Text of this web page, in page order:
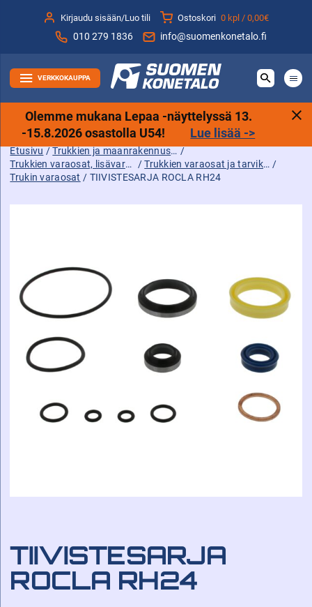
sisältöön
Kirjaudu sisään/Luo tili Ostoskori 0 kpl /0,00€
010 279 1836 info@suomenkonetalo.fi
VERKKOKAUPPA
Olemme mukana Lepaa -näyttelyssä 13.
-15.8.2026 osastolla U54! Lue lisää ->
Etusivu / Trukkien ja maanrakennuskoneiden tarvikkeet sekä varaosat ja lisävarusteet /
Trukkien varaosat, lisävarusteet ja tarvikkeet / Trukkien varaosat ja tarvikkeet /
Trukin varaosat / TIIVISTESARJA ROCLA RH24
TIIVISTESARJA
ROCLA RH24